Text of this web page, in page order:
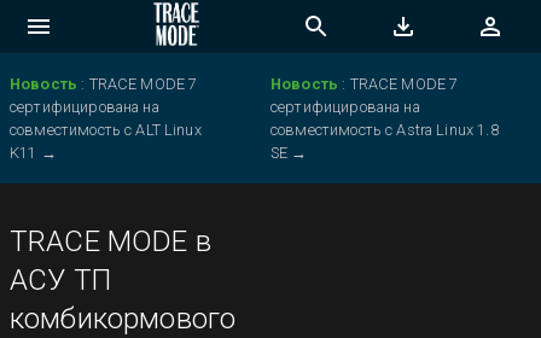
Новость : TRACE MODE 7
сертифицирована на
совместимость с ALT Linux
K11 →
Новость : TRACE MODE 7
сертифицирована на
совместимость с Astra Linux 1.8
SE →
TRACE MODE в
АСУ ТП
комбикормового